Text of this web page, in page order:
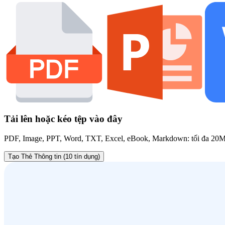
Tải lên hoặc kéo tệp vào đây
PDF, Image, PPT, Word, TXT, Excel, eBook, Markdown: tối đa
Tạo Thẻ Thông tin (10 tín dụng)